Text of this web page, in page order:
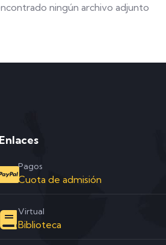
ningún archivo adjunto
Enlaces
Pagos
Cuota de admisión
Virtual
Biblioteca